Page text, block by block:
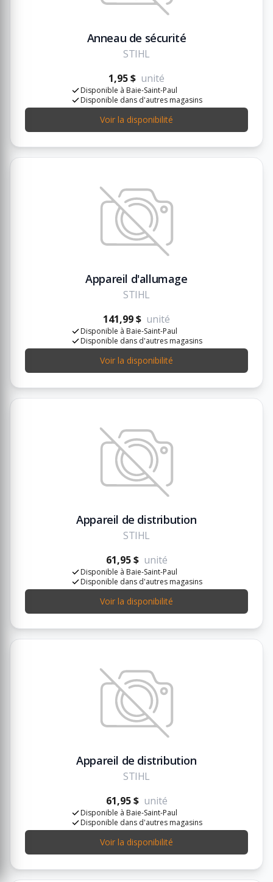
Anneau de sécurité
STIHL
1,95 $ unité
Disponible à Baie-Saint-Paul
Disponible dans d'autres magasins
Voir la disponibilité
Appareil d'allumage
STIHL
141,99 $ unité
Disponible à Baie-Saint-Paul
Disponible dans d'autres magasins
Voir la disponibilité
Appareil de distribution
STIHL
61,95 $ unité
Disponible à Baie-Saint-Paul
Disponible dans d'autres magasins
Voir la disponibilité
Appareil de distribution
STIHL
61,95 $ unité
Disponible à Baie-Saint-Paul
Disponible dans d'autres magasins
Voir la disponibilité